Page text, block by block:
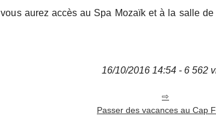
aurez accès au Spa Mozaïk et à la salle de
16/10/2016 14:54 - 6 562
Passer des vacances au Cap